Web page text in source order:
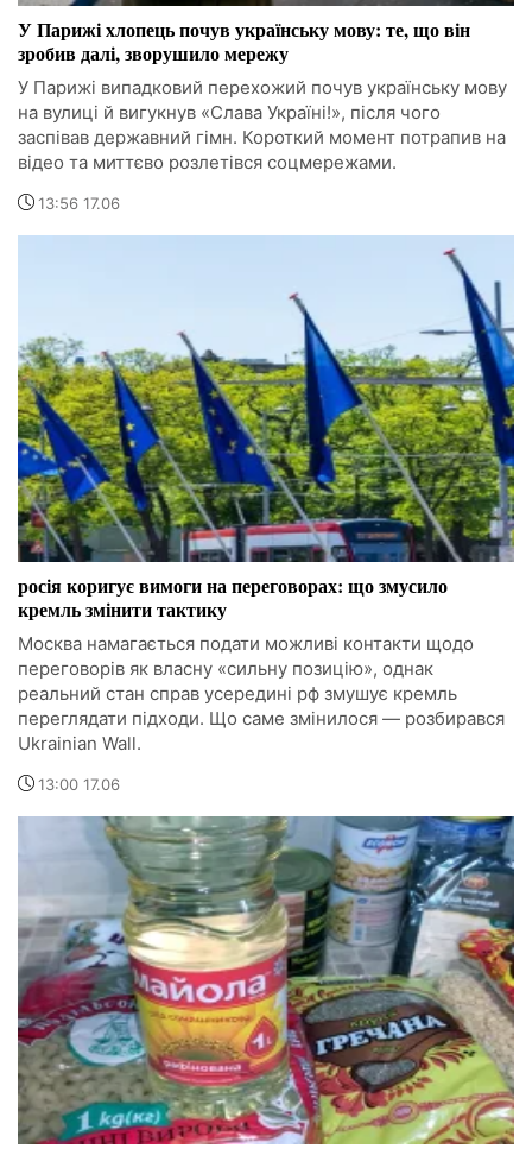
У Парижі хлопець почув українську мову: те, що він
зробив далі, зворушило мережу
У Парижі випадковий перехожий почув українську мову
на вулиці й вигукнув «Слава Україні!», після чого
заспівав державний гімн. Короткий момент потрапив на
відео та миттєво розлетівся соцмережами.
13:56 17.06
росія коригує вимоги на переговорах: що змусило
кремль змінити тактику
Москва намагається подати можливі контакти щодо
переговорів як власну «сильну позицію», однак
реальний стан справ усередині рф змушує кремль
переглядати підходи. Що саме змінилося — розбирався
Ukrainian Wall.
13:00 17.06